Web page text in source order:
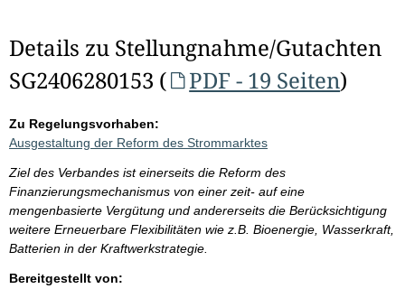
Details zu Stellungnahme/Gutachten
SG2406280153 (
PDF - 19 Seiten)
Zu Regelungsvorhaben:
Ausgestaltung der Reform des Strommarktes
Ziel des Verbandes ist einerseits die Reform des
Finanzierungsmechanismus von einer zeit- auf eine
mengenbasierte Vergütung und andererseits die Berücksichtigung
weitere Erneuerbare Flexibilitäten wie z.B. Bioenergie, Wasserkraft,
Batterien in der Kraftwerkstrategie.
Bereitgestellt von: